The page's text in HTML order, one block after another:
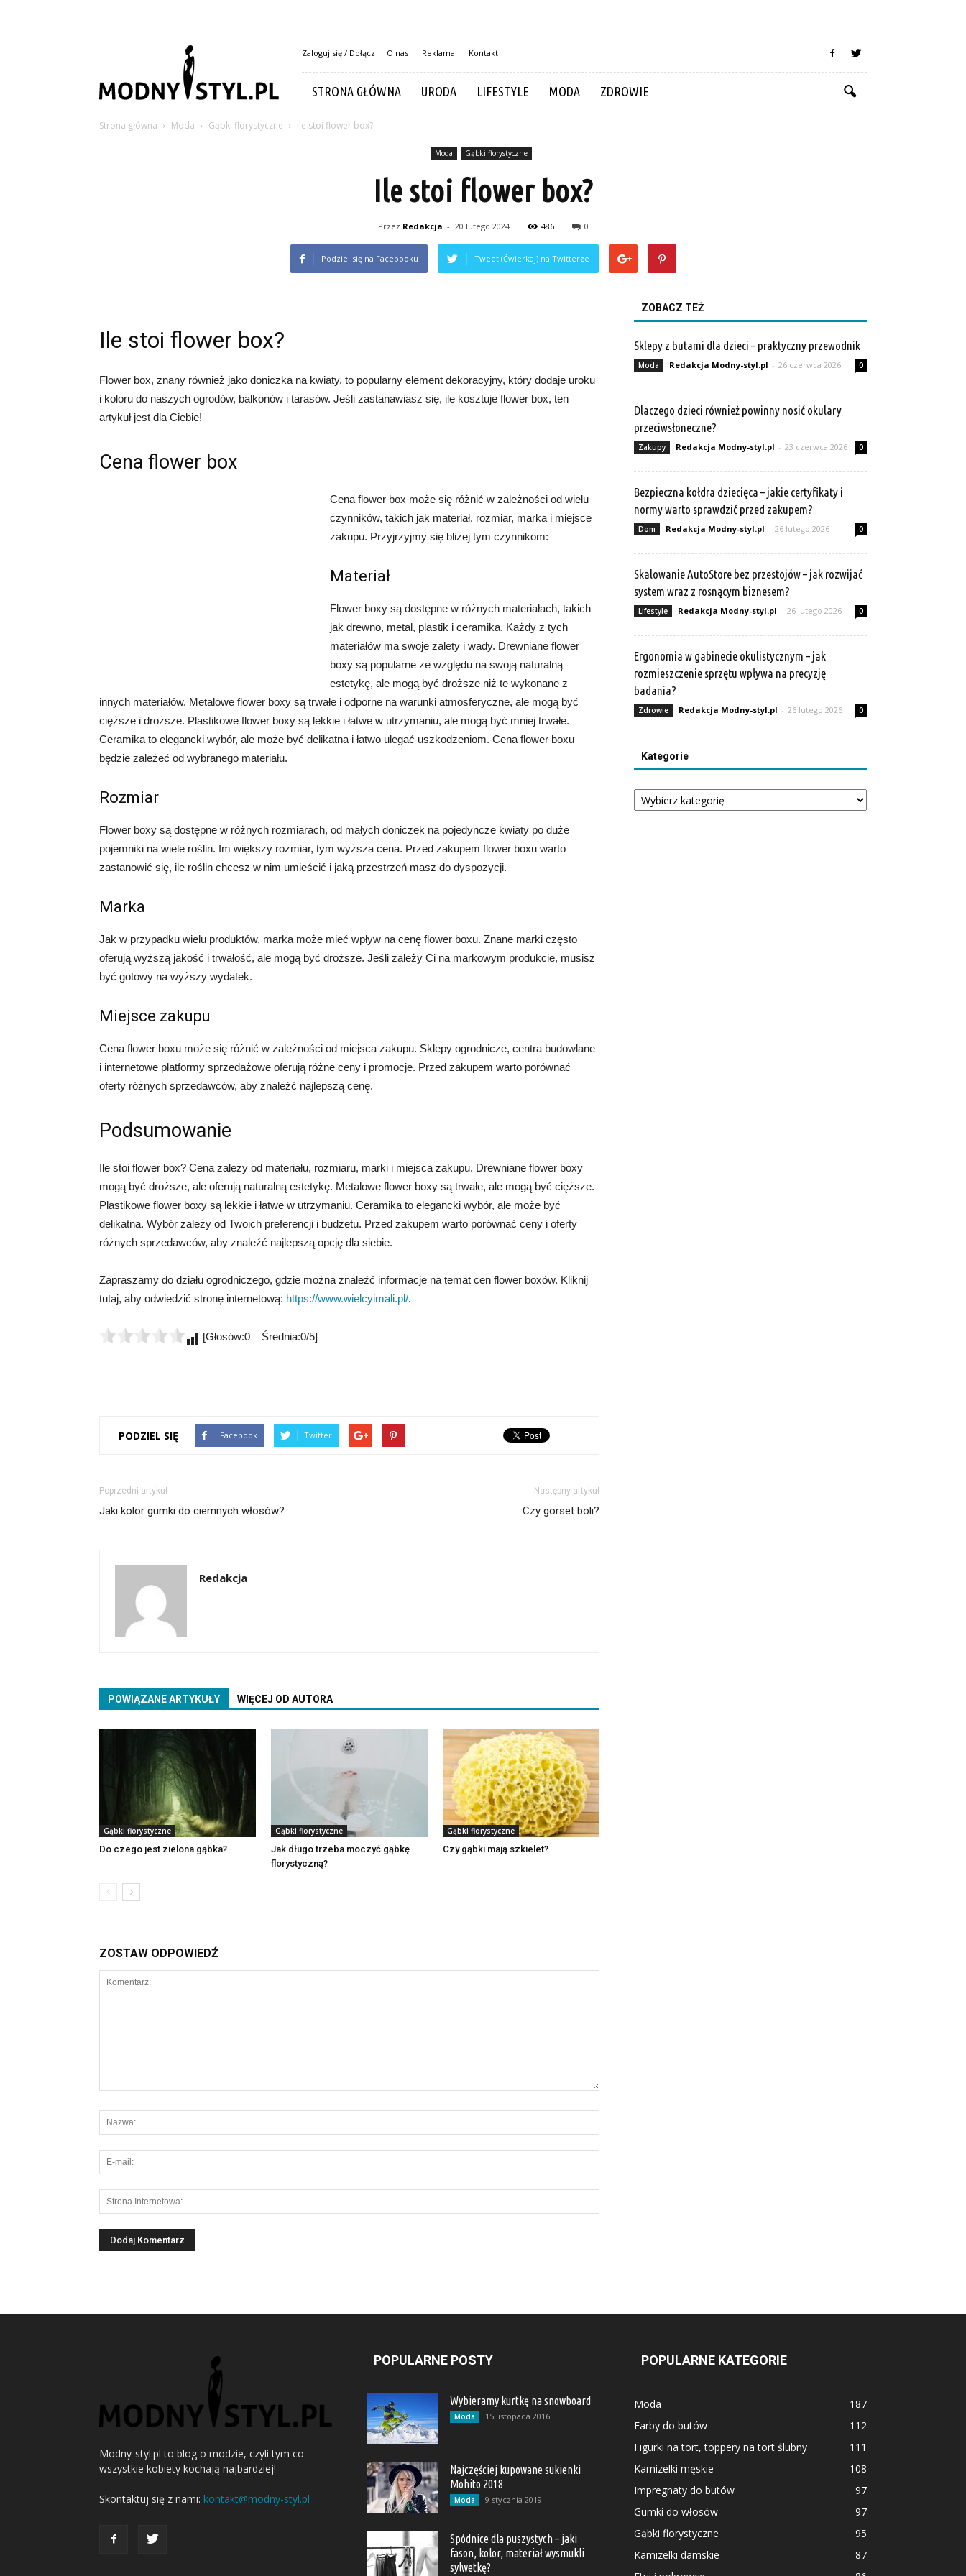
Zaloguj się / Dołącz O nas Reklama Kontakt
STRONA GŁÓWNA URODA LIFESTYLE MODA ZDROWIE
Strona główna Moda Gąbki florystyczne Ile stoi flower box?
Moda Gąbki florystyczne
Ile stoi flower box?
Przez Redakcja - 20 lutego 2024 486 0
Podziel się na Facebooku Tweet (Ćwierkaj) na Twitterze
Ile stoi flower box?
Flower box, znany również jako doniczka na kwiaty, to popularny element dekoracyjny, który dodaje uroku
i koloru do naszych ogrodów, balkonów i tarasów. Jeśli zastanawiasz się, ile kosztuje flower box, ten
artykuł jest dla Ciebie!
Cena flower box
Cena flower box może się różnić w zależności od wielu
czynników, takich jak materiał, rozmiar, marka i miejsce
zakupu. Przyjrzyjmy się bliżej tym czynnikom:
Materiał
Flower boxy są dostępne w różnych materiałach, takich
jak drewno, metal, plastik i ceramika. Każdy z tych
materiałów ma swoje zalety i wady. Drewniane flower
boxy są popularne ze względu na swoją naturalną
estetykę, ale mogą być droższe niż te wykonane z
innych materiałów. Metalowe flower boxy są trwałe i odporne na warunki atmosferyczne, ale mogą być
cięższe i droższe. Plastikowe flower boxy są lekkie i łatwe w utrzymaniu, ale mogą być mniej trwałe.
Ceramika to elegancki wybór, ale może być delikatna i łatwo ulegać uszkodzeniom. Cena flower boxu
będzie zależeć od wybranego materiału.
Rozmiar
Flower boxy są dostępne w różnych rozmiarach, od małych doniczek na pojedyncze kwiaty po duże
pojemniki na wiele roślin. Im większy rozmiar, tym wyższa cena. Przed zakupem flower boxu warto
zastanowić się, ile roślin chcesz w nim umieścić i jaką przestrzeń masz do dyspozycji.
Marka
Jak w przypadku wielu produktów, marka może mieć wpływ na cenę flower boxu. Znane marki często
oferują wyższą jakość i trwałość, ale mogą być droższe. Jeśli zależy Ci na markowym produkcie, musisz
być gotowy na wyższy wydatek.
Miejsce zakupu
Cena flower boxu może się różnić w zależności od miejsca zakupu. Sklepy ogrodnicze, centra budowlane
i internetowe platformy sprzedażowe oferują różne ceny i promocje. Przed zakupem warto porównać
oferty różnych sprzedawców, aby znaleźć najlepszą cenę.
Podsumowanie
Ile stoi flower box? Cena zależy od materiału, rozmiaru, marki i miejsca zakupu. Drewniane flower boxy
mogą być droższe, ale oferują naturalną estetykę. Metalowe flower boxy są trwałe, ale mogą być cięższe.
Plastikowe flower boxy są lekkie i łatwe w utrzymaniu. Ceramika to elegancki wybór, ale może być
delikatna. Wybór zależy od Twoich preferencji i budżetu. Przed zakupem warto porównać ceny i oferty
różnych sprzedawców, aby znaleźć najlepszą opcję dla siebie.
Zapraszamy do działu ogrodniczego, gdzie można znaleźć informacje na temat cen flower boxów. Kliknij
tutaj, aby odwiedzić stronę internetową: https://www.wielcyimali.pl/.
[Głosów:0 Średnia:0/5]
PODZIEL SIĘ Facebook Twitter
Poprzedni artykuł
Jaki kolor gumki do ciemnych włosów?
Następny artykuł
Czy gorset boli?
Redakcja
POWIĄZANE ARTYKUŁY WIĘCEJ OD AUTORA
Gąbki florystyczne
Do czego jest zielona gąbka?
Gąbki florystyczne
Jak długo trzeba moczyć gąbkę
florystyczną?
Gąbki florystyczne
Czy gąbki mają szkielet?
ZOSTAW ODPOWIEDŹ
ZOBACZ TEŻ
Sklepy z butami dla dzieci – praktyczny przewodnik
Moda Redakcja Modny-styl.pl - 26 czerwca 2026 0
Dlaczego dzieci również powinny nosić okulary
przeciwsłoneczne?
Zakupy Redakcja Modny-styl.pl - 23 czerwca 2026 0
Bezpieczna kołdra dziecięca – jakie certyfikaty i
normy warto sprawdzić przed zakupem?
Dom Redakcja Modny-styl.pl - 26 lutego 2026 0
Skalowanie AutoStore bez przestojów – jak rozwijać
system wraz z rosnącym biznesem?
Lifestyle Redakcja Modny-styl.pl - 26 lutego 2026 0
Ergonomia w gabinecie okulistycznym – jak
rozmieszczenie sprzętu wpływa na precyzję
badania?
Zdrowie Redakcja Modny-styl.pl - 26 lutego 2026 0
Kategorie
Kategorie
Modny-styl.pl to blog o modzie, czyli tym co
wszystkie kobiety kochają najbardziej!
Skontaktuj się z nami: kontakt@modny-styl.pl
POPULARNE POSTY
Wybieramy kurtkę na snowboard
Moda 15 listopada 2016
Najczęściej kupowane sukienki
Mohito 2018
Moda 9 stycznia 2019
Spódnice dla puszystych – jaki
fason, kolor, materiał wysmukli
sylwetkę?
POPULARNE KATEGORIE
Moda
187
Farby do butów
112
Figurki na tort, toppery na tort ślubny
111
Kamizelki męskie
108
Impregnaty do butów
97
Gumki do włosów
97
Gąbki florystyczne
95
Kamizelki damskie
87